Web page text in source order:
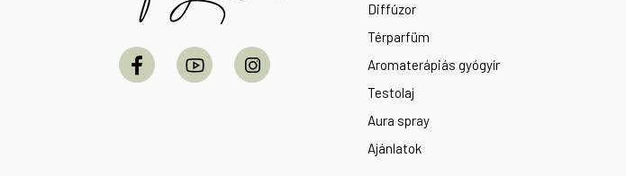
Diffúzor
Térparfüm
Aromaterápiás gyógyír
Testolaj
Aura spray
Ajánlatok